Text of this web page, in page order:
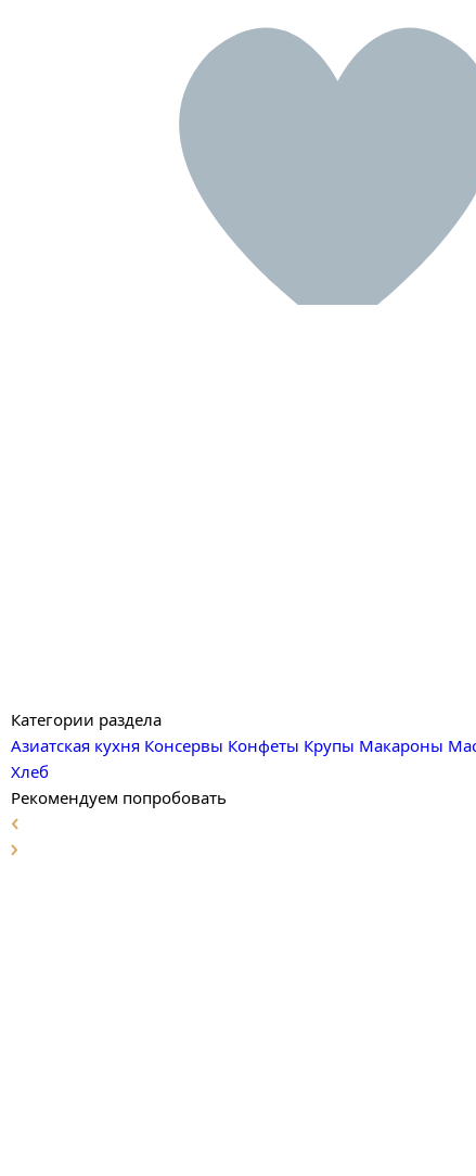
Категории раздела
Азиатская кухня Консервы Конфеты Крупы Макароны
Хлеб
Рекомендуем попробовать